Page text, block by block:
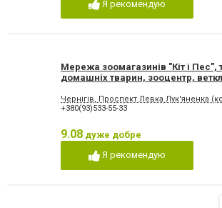
Я рекомендую
Мережа зоомагазинів "Кіт і Пес",
домашніх тварин, зооцентр,
Чернігів, Проспект Левка Лук'яненка
+380(93)533-55-33
9.08 дуже добре
Я рекомендую